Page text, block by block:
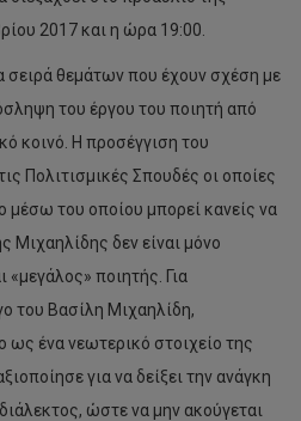
2017 και η ώρα 19:00.
σειρά θεμάτων που έχουν σχέση με
του έργου του ποιητή από
κοινό. Η προσέγγιση του
Πολιτισμικές Σπουδές οι οποίες
μέσω του οποίου μπορεί κανείς να
Μιχαηλίδης δεν είναι μόνο
«μεγάλος» ποιητής. Για
του Βασίλη Μιχαηλίδη,
ένα νεωτερικό στοιχείο της
για να δείξει την ανάγκη
ώστε να μην ακούγεται